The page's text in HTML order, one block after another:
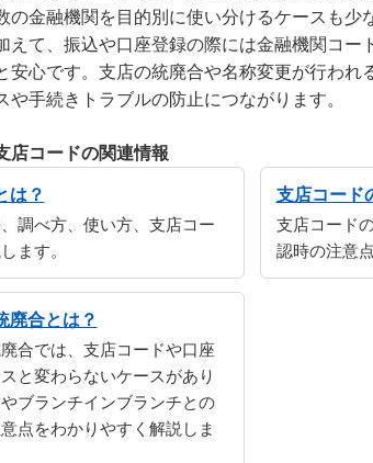
の金融機関を目的別に使い分けるケースも少
えて、振込や口座登録の際には金融機関コー
安心です。支店の統廃合や名称変更が行われ
や手続きトラブルの防止につながります。
店コードの関連情報
は？
調べ方、使い方、支店コー
ます。
支店コード
支店コード
認時の注意
廃合とは？
合では、支店コードや口座
と変わらないケースがあり
ブランチインブランチとの
点をわかりやすく解説しま